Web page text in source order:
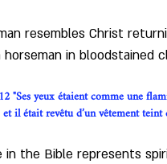
resembles Christ
in bloodstained
"Ses yeux étaient comme une
il était revêtu d’un vêtement
in the Bible represents